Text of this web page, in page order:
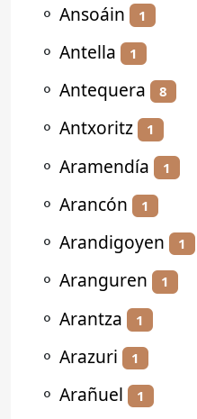
⚬ Ansoáin 1
⚬ Antella 1
⚬ Antequera 8
⚬ Antxoritz 1
⚬ Aramendía 1
⚬ Arancón 1
⚬ Arandigoyen 1
⚬ Aranguren 1
⚬ Arantza 1
⚬ Arazuri 1
⚬ Arañuel 1